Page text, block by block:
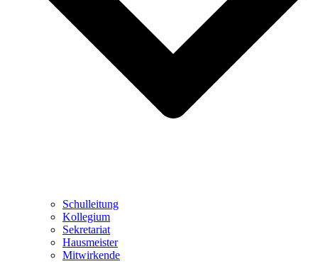
Schulleitung
Kollegium
Sekretariat
Hausmeister
Mitwirkende